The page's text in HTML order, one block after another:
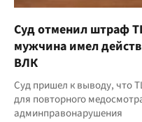
Суд отменил штраф
мужчина имел
ВЛК
Суд пришел к выводу, что
для повторного
админправонарушения